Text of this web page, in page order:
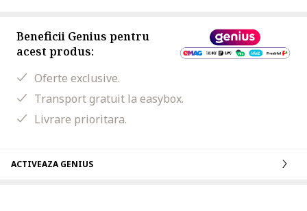
Beneficii Genius pentru
acest produs:
Oferte exclusive.
Transport gratuit la easybox.
Livrare prioritara.
ACTIVEAZA GENIUS